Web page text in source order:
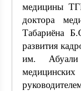
медицины
доктора
Табариёна
развития
им.